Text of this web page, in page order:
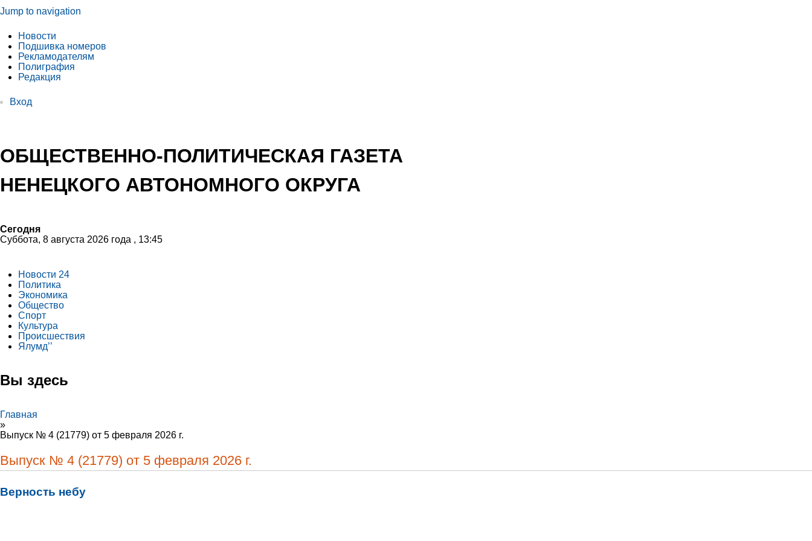
Jump to navigation
Новости
Подшивка номеров
Рекламодателям
Полиграфия
Редакция
Вход
ОБЩЕСТВЕННО-ПОЛИТИЧЕСКАЯ ГАЗЕТА
НЕНЕЦКОГО АВТОНОМНОГО ОКРУГА
Сегодня
Суббота, 8 августа 2026 года , 13:45
Новости 24
Политика
Экономика
Общество
Спорт
Культура
Происшествия
Ялумд’’
Вы здесь
Главная
»
Выпуск № 4 (21779) от 5 февраля 2026 г.
Выпуск № 4 (21779) от 5 февраля 2026 г.
Верность небу